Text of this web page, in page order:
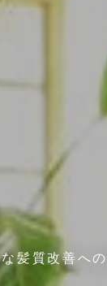
髪質改善への